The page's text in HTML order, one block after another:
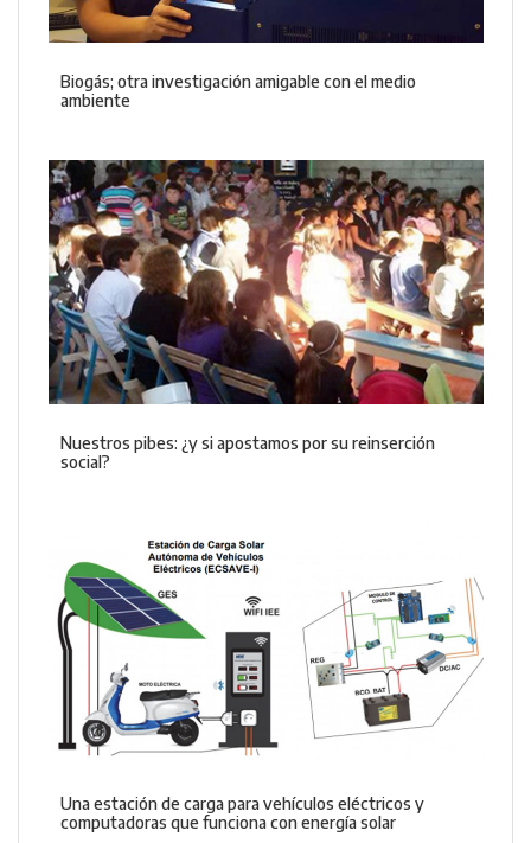
Biogás; otra investigación amigable con el medio
ambiente
Nuestros pibes: ¿y si apostamos por su reinserción
social?
Una estación de carga para vehículos eléctricos y
computadoras que funciona con energía solar